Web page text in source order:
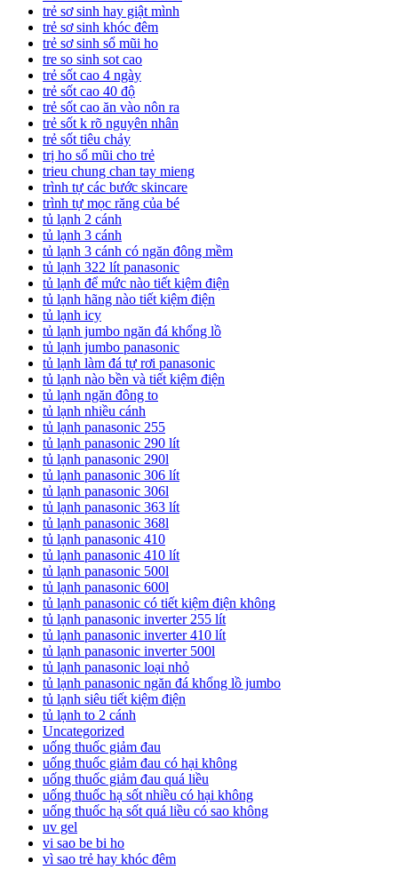
trẻ sơ sinh hay giật mình
trẻ sơ sinh khóc đêm
trẻ sơ sinh sổ mũi ho
tre so sinh sot cao
trẻ sốt cao 4 ngày
trẻ sốt cao 40 độ
trẻ sốt cao ăn vào nôn ra
trẻ sốt k rõ nguyên nhân
trẻ sốt tiêu chảy
trị ho sổ mũi cho trẻ
trieu chung chan tay mieng
trình tự các bước skincare
trình tự mọc răng của bé
tủ lạnh 2 cánh
tủ lạnh 3 cánh
tủ lạnh 3 cánh có ngăn đông mềm
tủ lạnh 322 lít panasonic
tủ lạnh để mức nào tiết kiệm điện
tủ lạnh hãng nào tiết kiệm điện
tủ lạnh icy
tủ lạnh jumbo ngăn đá khổng lồ
tủ lạnh jumbo panasonic
tủ lạnh làm đá tự rơi panasonic
tủ lạnh nào bền và tiết kiệm điện
tủ lạnh ngăn đông to
tủ lạnh nhiều cánh
tủ lạnh panasonic 255
tủ lạnh panasonic 290 lít
tủ lạnh panasonic 290l
tủ lạnh panasonic 306 lít
tủ lạnh panasonic 306l
tủ lạnh panasonic 363 lít
tủ lạnh panasonic 368l
tủ lạnh panasonic 410
tủ lạnh panasonic 410 lít
tủ lạnh panasonic 500l
tủ lạnh panasonic 600l
tủ lạnh panasonic có tiết kiệm điện không
tủ lạnh panasonic inverter 255 lít
tủ lạnh panasonic inverter 410 lít
tủ lạnh panasonic inverter 500l
tủ lạnh panasonic loại nhỏ
tủ lạnh panasonic ngăn đá khổng lồ jumbo
tủ lạnh siêu tiết kiệm điện
tủ lạnh to 2 cánh
Uncategorized
uống thuốc giảm đau
uống thuốc giảm đau có hại không
uống thuốc giảm đau quá liều
uống thuốc hạ sốt nhiều có hại không
uống thuốc hạ sốt quá liều có sao không
uv gel
vi sao be bi ho
vì sao trẻ hay khóc đêm